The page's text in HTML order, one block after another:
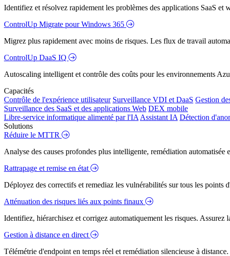
Identifiez et résolvez rapidement les problèmes des applications SaaS et
ControlUp Migrate pour Windows 365
Migrez plus rapidement avec moins de risques. Les flux de travail
ControlUp DaaS IQ
Autoscaling intelligent et contrôle des coûts pour les environnements
Capacités
Contrôle de l'expérience utilisateur Surveillance VDI et DaaS Gestion
Surveillance des SaaS et des applications Web DEX mobile
Libre-service informatique alimenté par l'IA Assistant IA Détection
Solutions
Réduire le MTTR
Analyse des causes profondes plus intelligente, remédiation
Rattrapage et remise en état
Déployez des correctifs et remediaz les vulnérabilités sur tous les points
Atténuation des risques liés aux points finaux
Identifiez, hiérarchisez et corrigez automatiquement les risques. Assurez
Gestion à distance en direct
Télémétrie d'endpoint en temps réel et remédiation silencieuse à